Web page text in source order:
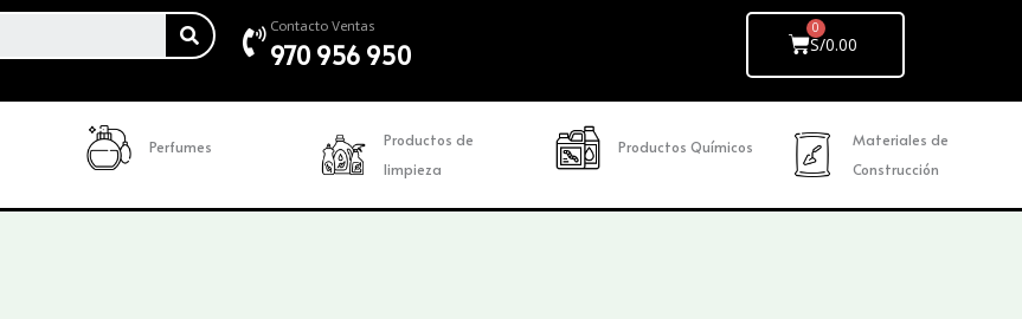
SEARCH Contacto Ventas
970 956 950 S/0.00
Cart
Perfumes
Productos de
limpieza
Productos Químicos
Materiales de
Construcción